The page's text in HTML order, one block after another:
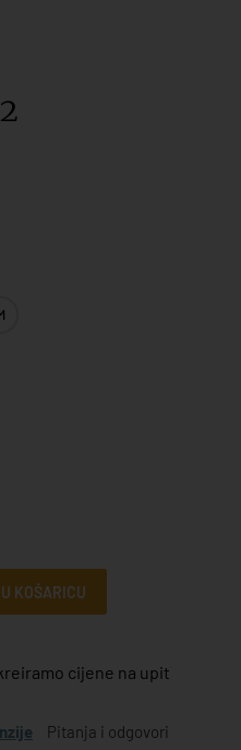
KOŠARICU
cijene na upit
Pitanja i odgovori